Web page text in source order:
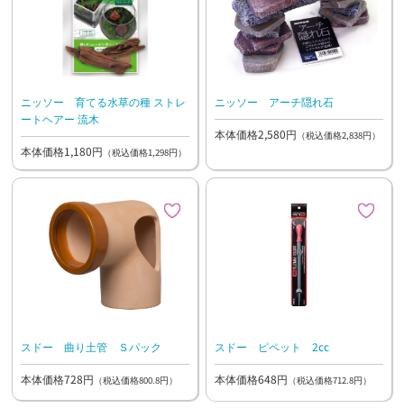
ニッソー 育てる水草の種 ストレ
ートヘアー 流木
本体価格1,180円 （税込価格1,298円）
ニッソー アーチ隠れ石
本体価格2,580円 （税込価格2,838円）
スドー 曲り土管 Ｓパック
本体価格728円 （税込価格800.8円）
スドー ピペット 2cc
本体価格648円 （税込価格712.8円）